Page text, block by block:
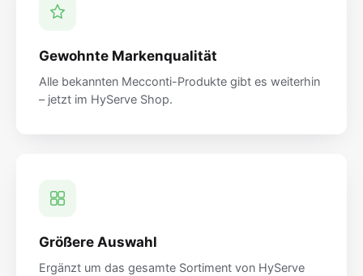
Gewohnte Markenqualität
Alle bekannten Mecconti-Produkte gibt es weiterhin
– jetzt im HyServe Shop.
Größere Auswahl
Ergänzt um das gesamte Sortiment von HyServe